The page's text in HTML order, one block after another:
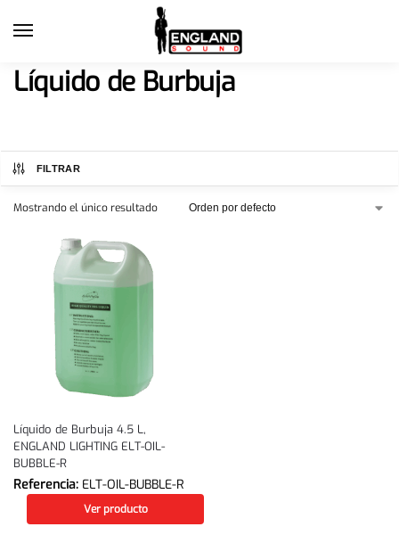
Líquido de Burbuja
FILTRAR
Mostrando el único resultado
Líquido de Burbuja 4.5 L,
ENGLAND LIGHTING ELT-OIL-
BUBBLE-R
Referencia: ELT-OIL-BUBBLE-R
Ver producto